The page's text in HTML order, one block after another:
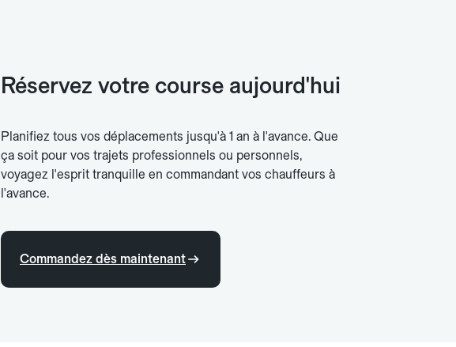
Réservez votre course aujourd'hui
Planifiez tous vos déplacements jusqu'à 1 an à l'avance. Que
ça soit pour vos trajets professionnels ou personnels,
voyagez l'esprit tranquille en commandant vos chauffeurs à
l'avance.
Commandez dès maintenant